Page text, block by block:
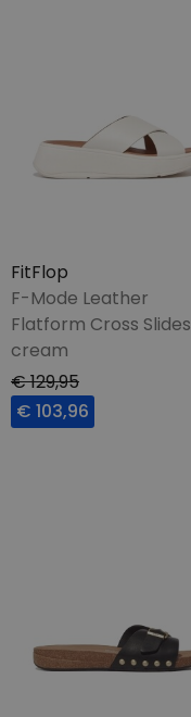
FitFlop
F-Mode Leather
Flatform Cross Slides
cream
€ 129,95
€ 103,96